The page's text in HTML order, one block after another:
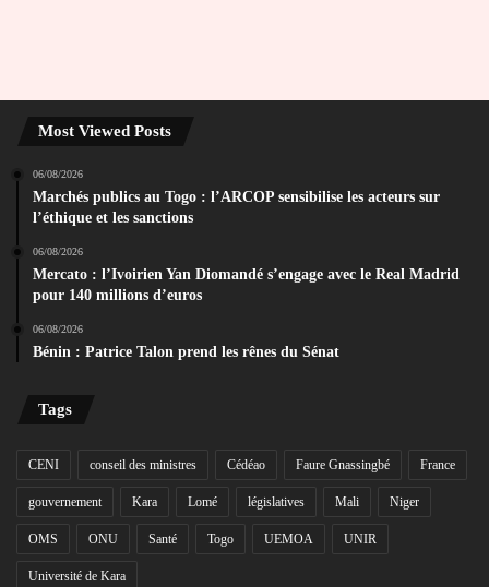
Most Viewed Posts
06/08/2026
Marchés publics au Togo : l’ARCOP sensibilise les acteurs sur
l’éthique et les sanctions
06/08/2026
Mercato : l’Ivoirien Yan Diomandé s’engage avec le Real Madrid
pour 140 millions d’euros
06/08/2026
Bénin : Patrice Talon prend les rênes du Sénat
Tags
CENI conseil des ministres Cédéao Faure Gnassingbé France
gouvernement Kara Lomé législatives Mali Niger
OMS ONU Santé Togo UEMOA UNIR
Université de Kara